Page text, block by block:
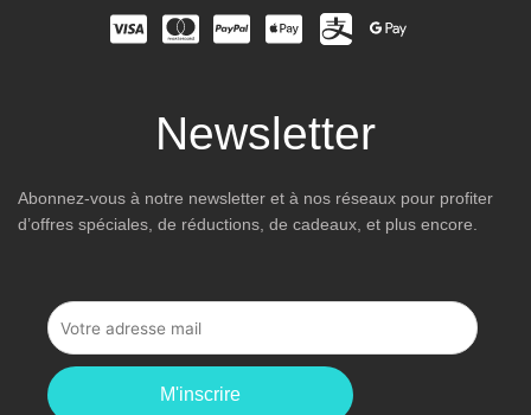
Newsletter
Abonnez-vous à notre newsletter et à nos réseaux pour profiter
d’offres spéciales, de réductions, de cadeaux, et plus encore.
M'inscrire